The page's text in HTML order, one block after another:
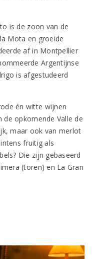
is de zoon van de
Mota en groeide
af in Montpellier
Argentijnse
is afgestudeerd
én witte wijnen
opkomende Valle de
maar ook van merlot
fruitig als
Die zijn gebaseerd
(toren) en La Gran